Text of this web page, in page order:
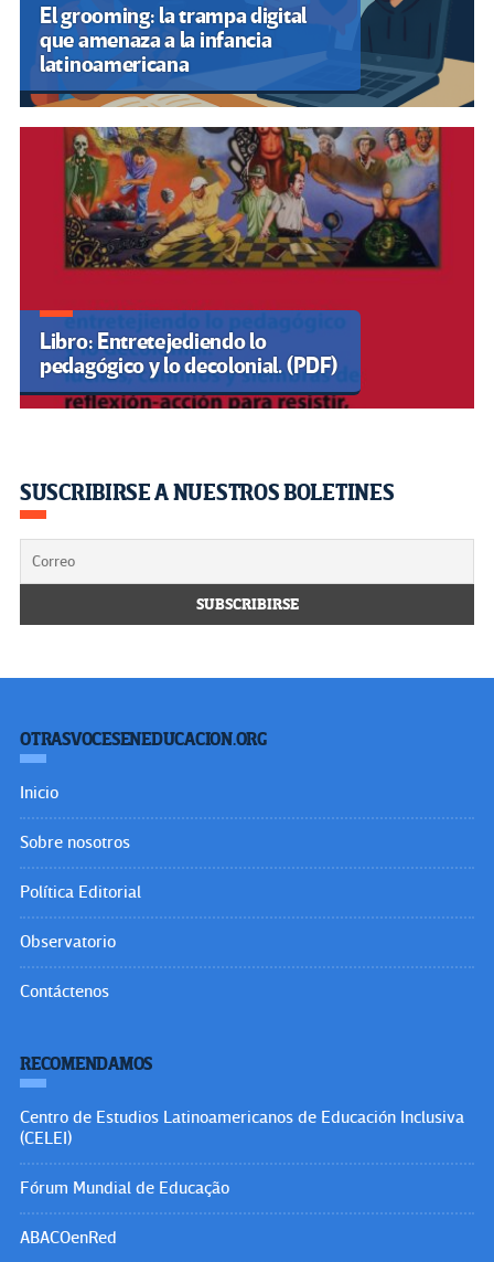
El grooming: la trampa digital
que amenaza a la infancia
latinoamericana
Libro: Entretejediendo lo
pedagógico y lo decolonial. (PDF)
SUSCRIBIRSE A NUESTROS BOLETINES
OTRASVOCESENEDUCACION.ORG
Inicio
Sobre nosotros
Política Editorial
Observatorio
Contáctenos
RECOMENDAMOS
Centro de Estudios Latinoamericanos de Educación Inclusiva
(CELEI)
Fórum Mundial de Educação
ABACOenRed